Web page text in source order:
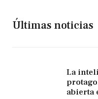
Últimas noticias
La
abierta